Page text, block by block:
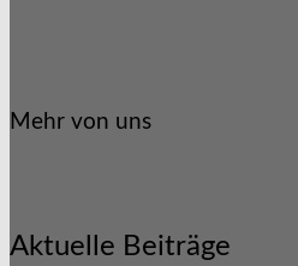
Mehr von uns
Aktuelle Beiträge